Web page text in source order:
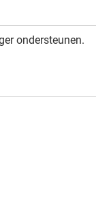
ondersteunen.